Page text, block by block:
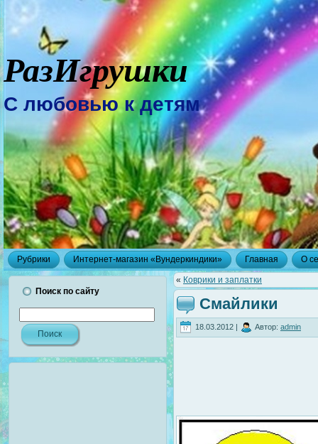
РазИгрушки
С любовью к детям
Рубрики Интернет-магазин «Вундеркиндики» Главная О
Поиск по сайту
« Коврики и заплатки
Смайлики
18.03.2012 | Автор: admin